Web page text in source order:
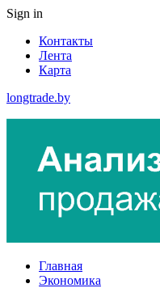
Sign in
Контакты
Лента
Карта
longtrade.by
Главная
Экономика